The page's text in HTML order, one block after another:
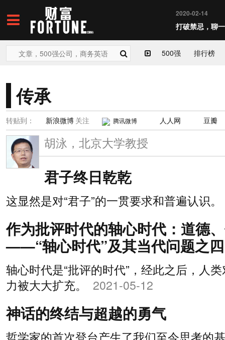
2020-02-14
打破禁忌，聊
500强 排行榜
传承
转贴到： 新浪微博 关注 腾讯微博 人人网 豆瓣
胡泳，北京大学教授
君子终日乾乾
这显然是对“君子”的一贯要求和普遍认识
作为批评时代的轴心时代：道德
——“轴心时代”及其当代问题之四
轴心时代是“批评的时代”，经此之后，人
力被大大扩充。 2021-05-12
神话的终结与超越的勇气
哲学家的首次登台产生了我们至今思考的